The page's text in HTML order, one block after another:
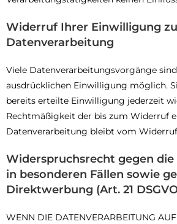
Widerruf Ihrer Einwilligung
Datenverarbeitung
Viele Datenverarbeitungsvorgänge
ausdrücklichen Einwilligung möglich.
bereits erteilte Einwilligung jederzeit
Rechtmäßigkeit der bis zum Widerruf
Datenverarbeitung bleibt vom
Widerspruchsrecht gegen
in besonderen Fällen sowie
Direktwerbung (Art. 21
WENN DIE DATENVERARBEITUNG